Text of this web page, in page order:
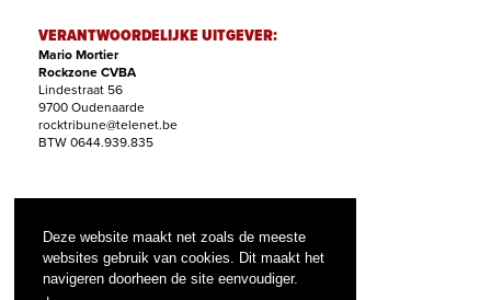
Deze website maakt net zoals de meeste
websites gebruik van cookies. Dit maakt het
navigeren doorheen de site eenvoudiger.
VERANTWOORDELIJKE UITGEVER:
Mario Mortier
Rockzone CVBA
Lindestraat 56
9700 Oudenaarde
rocktribune@telenet.be
BTW 0644.939.835
Filip Nollet
abonnementen@rock-tribune.com